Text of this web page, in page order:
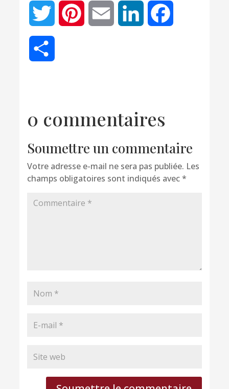
Twitter Pinterest Email LinkedIn
0 commentaires
Soumettre un commentaire
Votre adresse e-mail ne sera pas publiée. Les
champs obligatoires sont indiqués avec*